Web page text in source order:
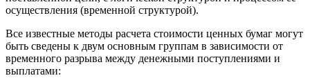
осуществления (временной структурой).
Все известные методы расчета стоимости ценных бумаг могут
быть сведены к двум основным группам в зависимости от
временного разрыва между денежными поступлениями и
выплатами: